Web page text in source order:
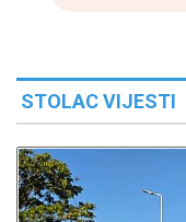
STOLAC VIJESTI